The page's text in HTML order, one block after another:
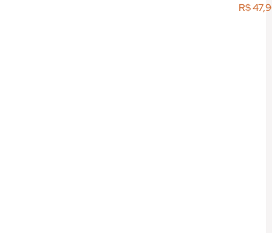
R$